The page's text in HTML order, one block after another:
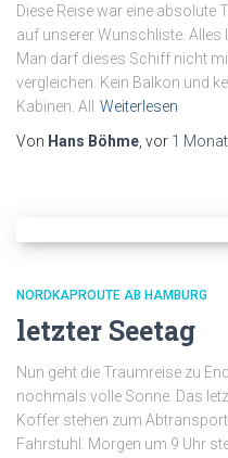
Diese Reise war eine absolute
auf unserer Wunschliste. Alles
Man darf dieses Schiff nicht
vergleichen. Kein Balkon und
Kabinen. All
Weiterlesen
Von Hans Böhme , vor 1 Monat
NORDKAPROUTE AB HAMBURG
letzter Seetag
Nun geht die Traumreise zu
nochmals volle Sonne. Das
Koffer stehen zum
Fahrstuhl. Morgen um 9 Uhr